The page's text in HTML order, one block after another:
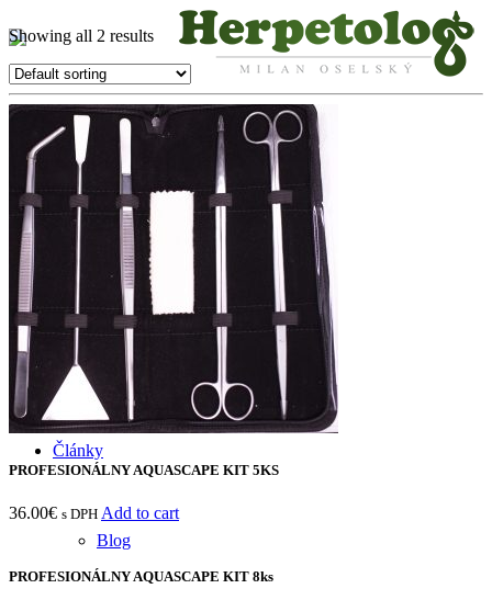
O mne
Služby
Certifikáty
Články
Blog
Showing all 2 results
PROFESIONÁLNY AQUASCAPE KIT 5KS
36.00€ s DPH Add to cart
PROFESIONÁLNY AQUASCAPE KIT 8ks